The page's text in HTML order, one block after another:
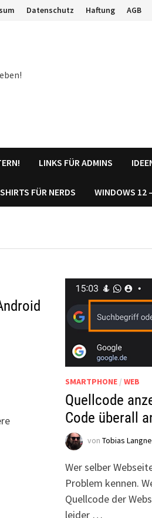
Datenschutz Haftung AGB
LINKS FÜR ADMINS
SHIRTS FÜR NERDS WINDOWS 12
SMARTPHONE/ WEB
Quellcode
Code überall
von Tobias
Wer selber
Problem kennen.
Quellcode der
leider …